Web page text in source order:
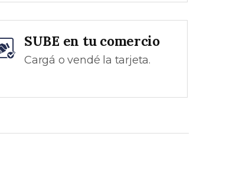
SUBE en tu comercio
Cargá o vendé la tarjeta.